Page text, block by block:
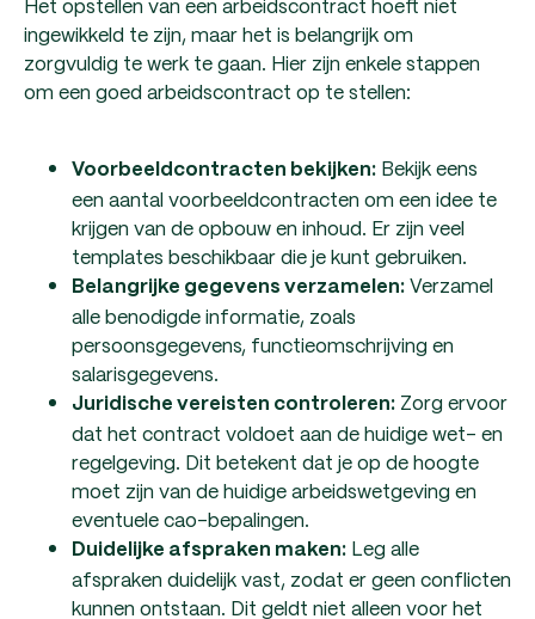
ingewikkeld te zijn, maar het is belangrijk om
zorgvuldig te werk te gaan. Hier zijn enkele stappen
om een goed arbeidscontract op te stellen:
Voorbeeldcontracten bekijken: Bekijk eens
een aantal voorbeeldcontracten om een idee te
krijgen van de opbouw en inhoud. Er zijn veel
templates beschikbaar die je kunt gebruiken.
Belangrijke gegevens verzamelen: Verzamel
alle benodigde informatie, zoals
persoonsgegevens, functieomschrijving en
salarisgegevens.
Juridische vereisten controleren: Zorg ervoor
dat het contract voldoet aan de huidige wet- en
regelgeving. Dit betekent dat je op de hoogte
moet zijn van de huidige arbeidswetgeving en
eventuele cao-bepalingen.
Duidelijke afspraken maken: Leg alle
afspraken duidelijk vast, zodat er geen conflicten
kunnen ontstaan. Dit geldt niet alleen voor het